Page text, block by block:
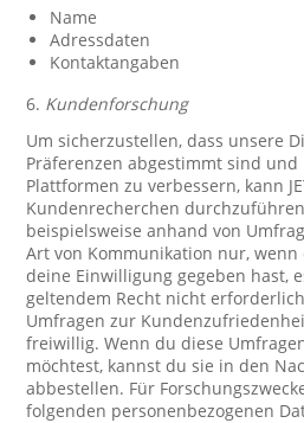
Name
Adressdaten
Kontaktangaben
6. Kundenforschung
Um sicherzustellen, dass unsere
Präferenzen abgestimmt sind
Plattformen zu verbessern, kann
Kundenrecherchen
beispielsweise anhand von
Art von Kommunikation nur,
deine Einwilligung gegeben hast,
geltendem Recht nicht
Umfragen zur
freiwillig. Wenn du diese
möchtest, kannst du sie in den
abbestellen. Für
folgenden personenbezogenen